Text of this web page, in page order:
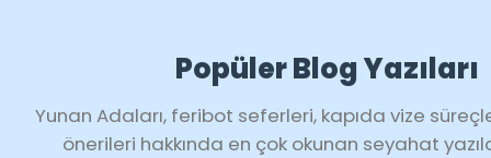
Popüler Blog Yazıları
Yunan Adaları, feribot seferleri, kapıda vize
önerileri hakkında en çok okunan seyahat